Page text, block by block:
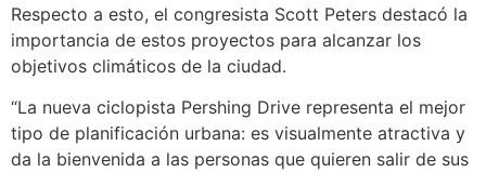
Respecto a esto, el congresista Scott Peters destacó la
importancia de estos proyectos para alcanzar los
objetivos climáticos de la ciudad.
“La nueva ciclopista Pershing Drive representa el mejor
tipo de planificación urbana: es visualmente atractiva y
da la bienvenida a las personas que quieren salir de sus